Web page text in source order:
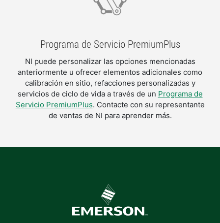
Programa de Servicio PremiumPlus
NI puede personalizar las opciones mencionadas
anteriormente u ofrecer elementos adicionales como
calibración en sitio, refacciones personalizadas y
servicios de ciclo de vida a través de un Programa de
Servicio PremiumPlus. Contacte con su representante
de ventas de NI para aprender más.